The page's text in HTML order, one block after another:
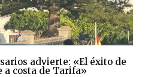
advierte: «El éxito de
a costa de Tarifa»